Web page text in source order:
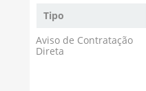
Tipo
Aviso de Contratação
Direta